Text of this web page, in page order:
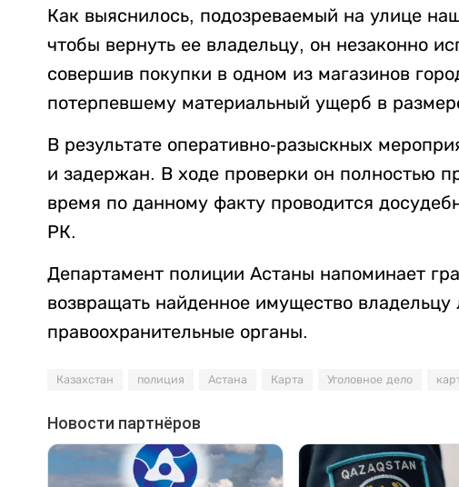
Как выяснилось, подозреваемый на улице
чтобы вернуть ее владельцу, он незаконно
совершив покупки в одном из магазинов
потерпевшему материальный ущерб в
В результате оперативно-разыскных
и задержан. В ходе проверки он полностью
время по данному факту проводится
РК.
Департамент полиции Астаны напоминает
возвращать найденное имущество владельцу
правоохранительные органы.
Казахстан полиция Астана Карта Уголовное дело